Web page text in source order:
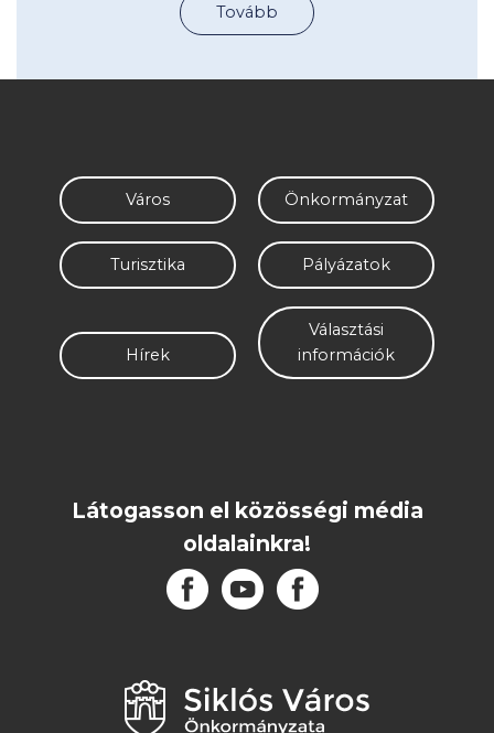
Tovább
Város Önkormányzat
Turisztika Pályázatok
Hírek
Választási
információk
Látogasson el közösségi média
oldalainkra!